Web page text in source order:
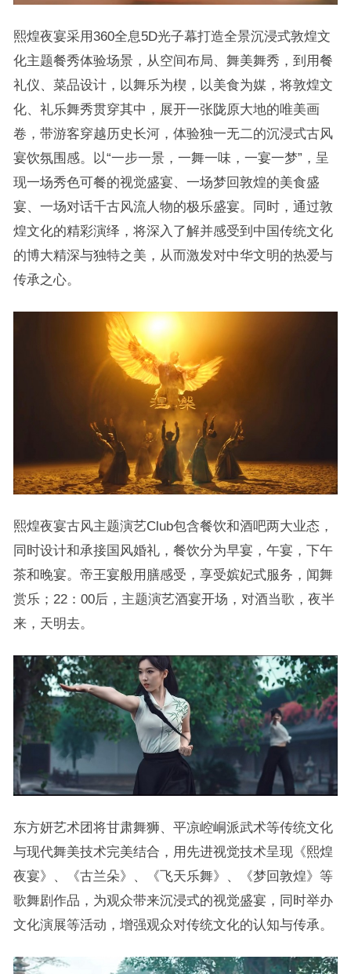
熙煌夜宴采用360全息5D光子幕打造全景沉浸式敦煌文
化主题餐秀体验场景，从空间布局、舞美舞秀，到用餐
礼仪、菜品设计，以舞乐为楔，以美食为媒，将敦煌文
化、礼乐舞秀贯穿其中，展开一张陇原大地的唯美画
卷，带游客穿越历史长河，体验独一无二的沉浸式古风
宴饮氛围感。以“一步一景，一舞一味，一宴一梦”，呈
现一场秀色可餐的视觉盛宴、一场梦回敦煌的美食盛
宴、一场对话千古风流人物的极乐盛宴。同时，通过敦
煌文化的精彩演绎，将深入了解并感受到中国传统文化
的博大精深与独特之美，从而激发对中华文明的热爱与
传承之心。
熙煌夜宴古风主题演艺Club包含餐饮和酒吧两大业态，
同时设计和承接国风婚礼，餐饮分为早宴，午宴，下午
茶和晚宴。帝王宴般用膳感受，享受嫔妃式服务，闻舞
赏乐；22：00后，主题演艺酒宴开场，对酒当歌，夜半
来，天明去。
东方妍艺术团将甘肃舞狮、平凉崆峒派武术等传统文化
与现代舞美技术完美结合，用先进视觉技术呈现《熙煌
夜宴》、《古兰朵》、《飞天乐舞》、《梦回敦煌》等
歌舞剧作品，为观众带来沉浸式的视觉盛宴，同时举办
文化演展等活动，增强观众对传统文化的认知与传承。